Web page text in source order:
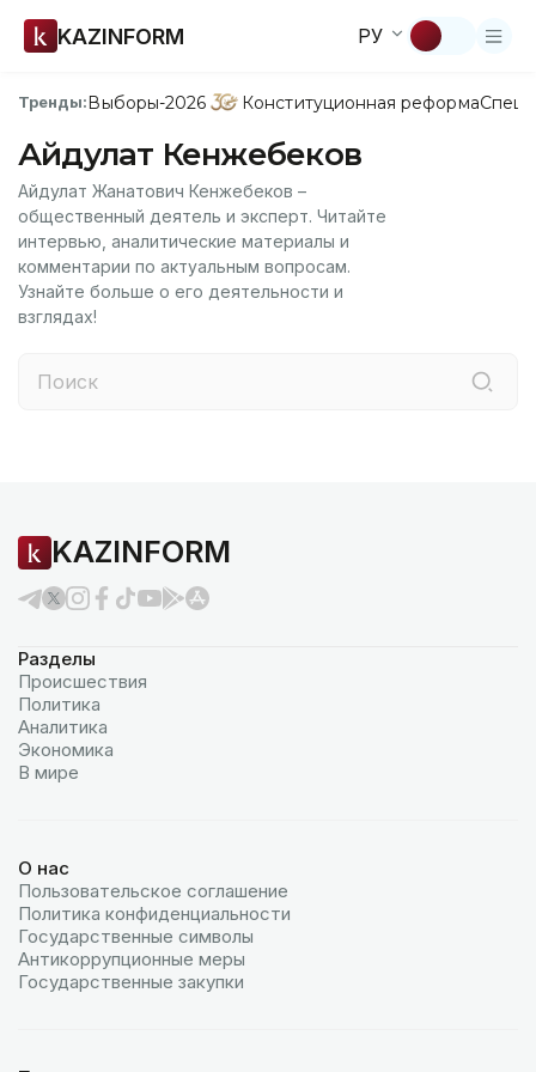
KAZINFORM РУ
Тренды:Выборы-2026 Конституционная реформа
Айдулат Кенжебеков
Айдулат Жанатович Кенжебеков –
общественный деятель и эксперт. Читайте
интервью, аналитические материалы и
комментарии по актуальным вопросам.
Узнайте больше о его деятельности и
взглядах!
KAZINFORM
Разделы
Происшествия
Политика
Аналитика
Экономика
В мире
О нас
Пользовательское соглашение
Политика конфиденциальности
Государственные символы
Антикоррупционные меры
Государственные закупки